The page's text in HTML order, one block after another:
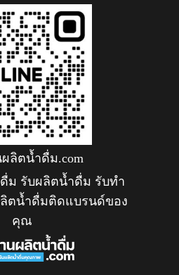
ผลิตน้ำดื่ม.com
ม รับผลิตน้ำดื่ม รับทำ
ตน้ำดื่มติดแบรนด์ของ
คุณ